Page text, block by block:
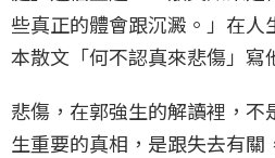
些真正的體會跟沉澱。」在人
本散文「何不認真來悲傷」寫
悲傷，在郭強生的解讀裡，不
生重要的真相，是跟失去有關